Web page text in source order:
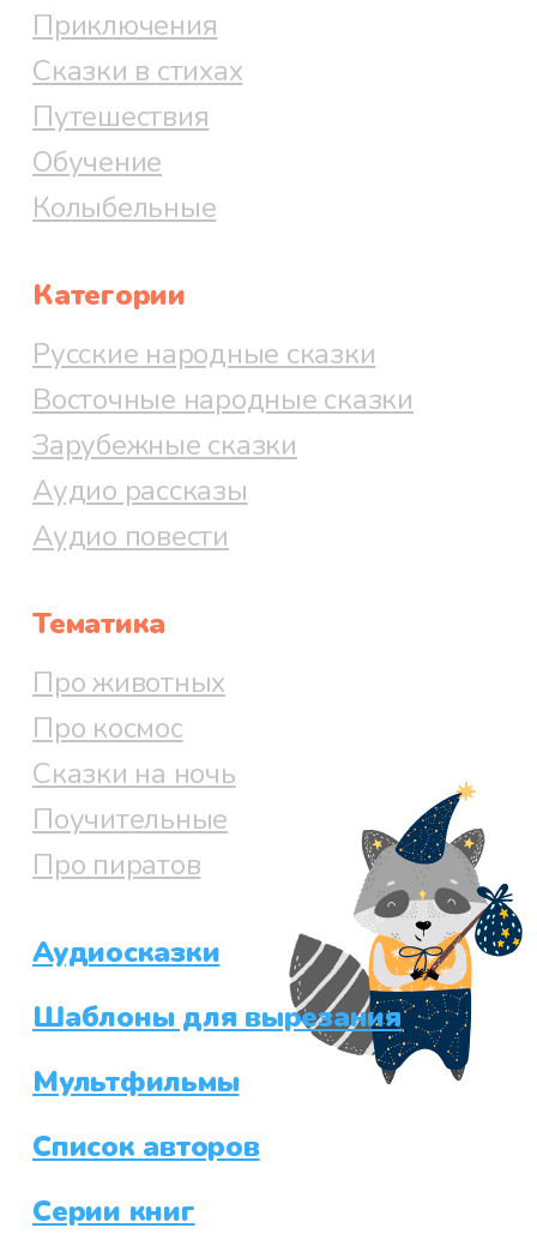
Приключения
Сказки в стихах
Путешествия
Обучение
Колыбельные
Категории
Русские народные сказки
Восточные народные сказки
Зарубежные сказки
Аудио рассказы
Аудио повести
Тематика
Про животных
Про космос
Сказки на ночь
Поучительные
Про пиратов
Аудиосказки
Шаблоны для вырезания
Мультфильмы
Список авторов
Серии книг